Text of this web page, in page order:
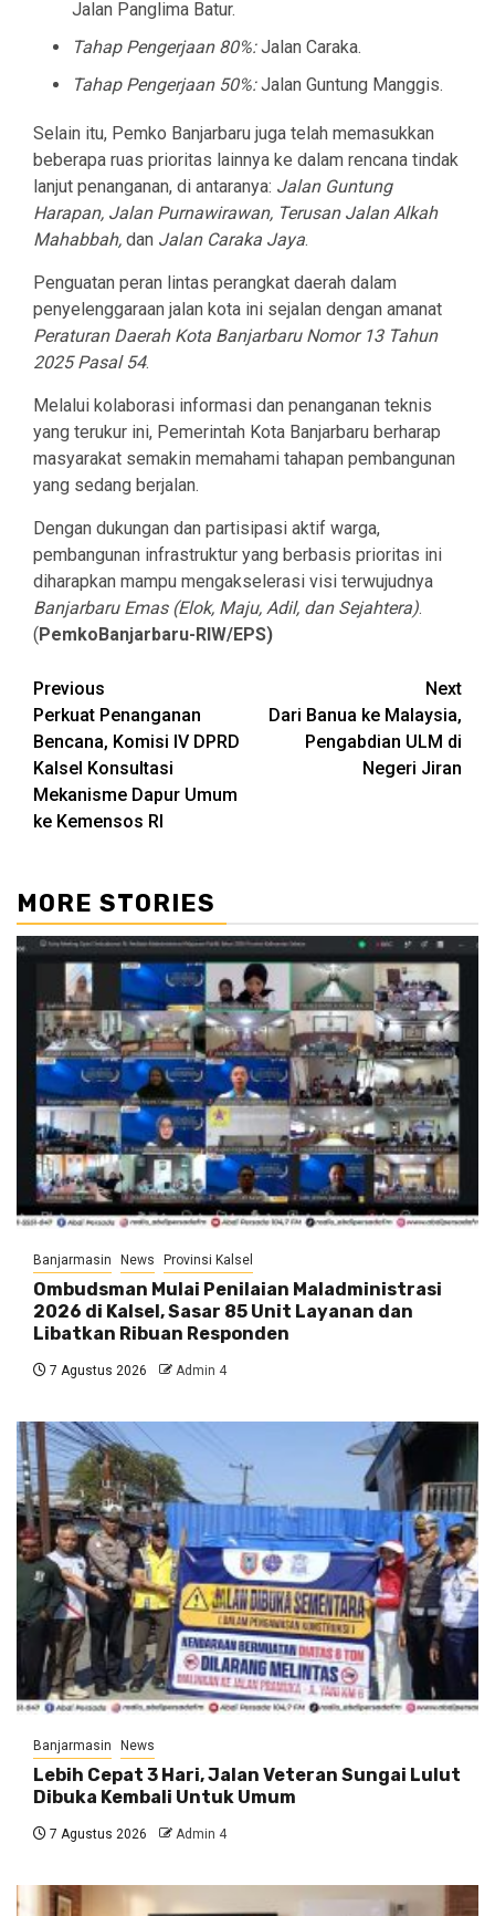
Jalan Panglima Batur.
Tahap Pengerjaan 80%:Jalan Caraka.
Tahap Pengerjaan 50%:Jalan Guntung Manggis.
Selain itu, Pemko Banjarbaru juga telah memasukkan
beberapa ruas prioritas lainnya ke dalam rencana tindak
lanjut penanganan, di antaranya: Jalan Guntung
Harapan, Jalan Purnawirawan, Terusan Jalan Alkah
Mahabbah, dan Jalan Caraka Jaya.
Penguatan peran lintas perangkat daerah dalam
penyelenggaraan jalan kota ini sejalan dengan amanat
Peraturan Daerah Kota Banjarbaru Nomor 13 Tahun
2025 Pasal 54.
Melalui kolaborasi informasi dan penanganan teknis
yang terukur ini, Pemerintah Kota Banjarbaru berharap
masyarakat semakin memahami tahapan pembangunan
yang sedang berjalan.
Dengan dukungan dan partisipasi aktif warga,
pembangunan infrastruktur yang berbasis prioritas ini
diharapkan mampu mengakselerasi visi terwujudnya
Banjarbaru Emas (Elok, Maju, Adil, dan Sejahtera).
(PemkoBanjarbaru-RIW/EPS)
Continue
Reading
Previous
Perkuat Penanganan
Bencana, Komisi IV DPRD
Kalsel Konsultasi
Mekanisme Dapur Umum
ke Kemensos RI
Next
Dari Banua ke Malaysia,
Pengabdian ULM di
Negeri Jiran
MORE STORIES
Banjarmasin News Provinsi Kalsel
Ombudsman Mulai Penilaian Maladministrasi
2026 di Kalsel, Sasar 85 Unit Layanan dan
Libatkan Ribuan Responden
7 Agustus 2026 Admin 4
Banjarmasin News
Lebih Cepat 3 Hari, Jalan Veteran Sungai Lulut
Dibuka Kembali Untuk Umum
7 Agustus 2026 Admin 4